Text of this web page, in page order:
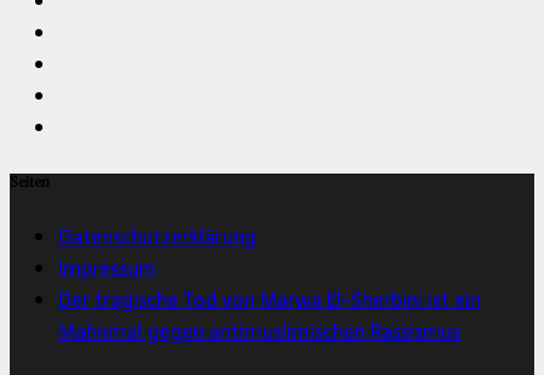
Seiten
Datenschutzerklärung
Impressum
Der tragische Tod von Marwa El-Sherbini ist ein
Mahnmal gegen antimuslimischen Rassismus